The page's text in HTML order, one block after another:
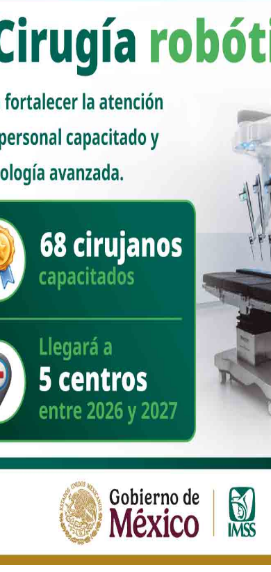
atención a niñas, niños y adolescentes.
presentados, así como aquellos enviados por medios
las diputadas Rebeca Silva Gallardo (NAS) y Gabriela Félix
Montaño (Morena), Jesús Tadeo Mendívil Valenzuela
de Sonora Congreso del Estado
Analizan en comisión del Congreso de
Sonora iniciativa en materia de
administración de bienes asegurados